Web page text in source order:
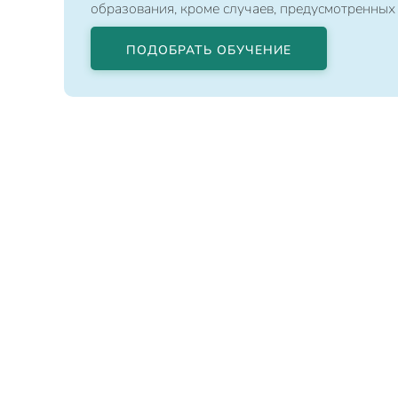
образования, кроме случаев,
ПОДОБРАТЬ ОБУЧЕНИЕ